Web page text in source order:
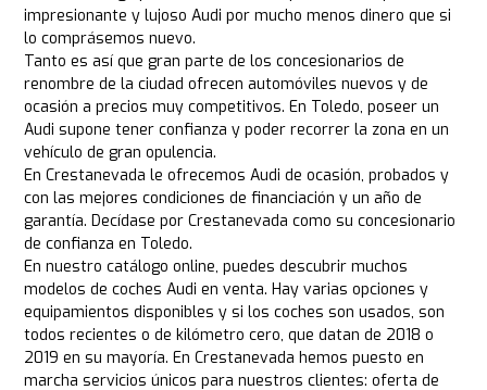
impresionante y lujoso Audi por mucho menos dinero que si
lo comprásemos nuevo.
Tanto es así que gran parte de los concesionarios de
renombre de la ciudad ofrecen automóviles nuevos y de
ocasión a precios muy competitivos. En Toledo, poseer un
Audi supone tener confianza y poder recorrer la zona en un
vehículo de gran opulencia.
En Crestanevada le ofrecemos Audi de ocasión, probados y
con las mejores condiciones de financiación y un año de
garantía. Decídase por Crestanevada como su concesionario
de confianza en Toledo.
En nuestro catálogo online, puedes descubrir muchos
modelos de coches Audi en venta. Hay varias opciones y
equipamientos disponibles y si los coches son usados, son
todos recientes o de kilómetro cero, que datan de 2018 o
2019 en su mayoría. En Crestanevada hemos puesto en
marcha servicios únicos para nuestros clientes: oferta de